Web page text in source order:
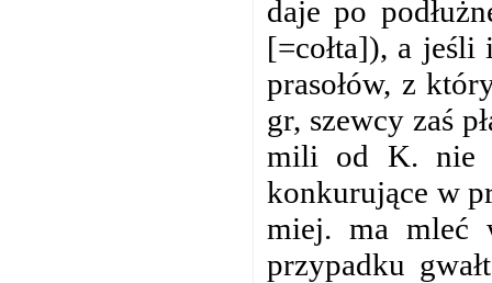
daje po
[=cołta]), a jeśli
prasołów, z
gr, szewcy zaś
mili od K. nie
konkurujące w
miej. ma mleć
przypadku